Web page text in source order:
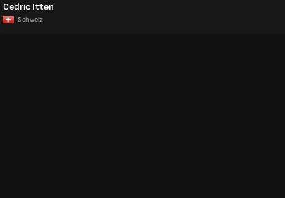
Cedric Itten
Schweiz